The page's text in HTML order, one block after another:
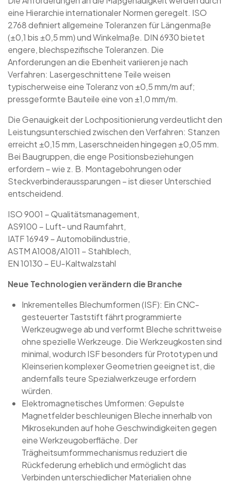
eine Hierarchie internationaler Normen geregelt. ISO
2768 definiert allgemeine Toleranzen für Längenmaße
(±0,1 bis ±0,5 mm) und Winkelmaße. DIN 6930 bietet
engere, blechspezifische Toleranzen. Die
Anforderungen an die Ebenheit variieren je nach
Verfahren: Lasergeschnittene Teile weisen
typischerweise eine Toleranz von ±0,5 mm/m auf;
pressgeformte Bauteile eine von ±1,0 mm/m.
Die Genauigkeit der Lochpositionierung verdeutlicht den
Leistungsunterschied zwischen den Verfahren: Stanzen
erreicht ±0,15 mm, Laserschneiden hingegen ±0,05 mm.
Bei Baugruppen, die enge Positionsbeziehungen
erfordern – wie z. B. Montagebohrungen oder
Steckverbinderaussparungen – ist dieser Unterschied
entscheidend.
ISO 9001 – Qualitätsmanagement,
AS9100 – Luft- und Raumfahrt,
IATF 16949 – Automobilindustrie,
ASTM A1008/A1011 – Stahlblech,
EN 10130 – EU-Kaltwalzstahl
Neue Technologien verändern die Branche
Inkrementelles Blechumformen (ISF): Ein CNC-
gesteuerter Taststift fährt programmierte
Werkzeugwege ab und verformt Bleche schrittweise
ohne spezielle Werkzeuge. Die Werkzeugkosten sind
minimal, wodurch ISF besonders für Prototypen und
Kleinserien komplexer Geometrien geeignet ist, die
andernfalls teure Spezialwerkzeuge erfordern
würden.
Elektromagnetisches Umformen: Gepulste
Magnetfelder beschleunigen Bleche innerhalb von
Mikrosekunden auf hohe Geschwindigkeiten gegen
eine Werkzeugoberfläche. Der
Trägheitsumformmechanismus reduziert die
Rückfederung erheblich und ermöglicht das
Verbinden unterschiedlicher Materialien ohne